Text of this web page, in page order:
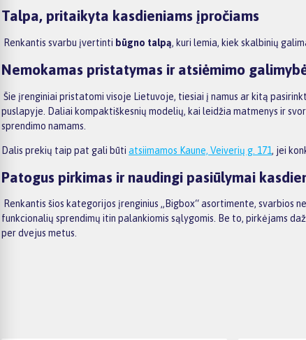
Talpa, pritaikyta kasdieniams įpročiams
Renkantis svarbu įvertinti būgno talpą, kuri lemia, kiek skalbinių
Nemokamas pristatymas ir atsiėmimo
Šie įrenginiai pristatomi visoje Lietuvoje, tiesiai į namus ar kitą
puslapyje. Daliai kompaktiškesnių modelių, kai leidžia matmenys ir
sprendimo namams.
Dalis prekių taip pat gali būti atsiimamos Kaune, Veiverių g. 171, jei
Patogus pirkimas ir naudingi pasiūlymai
Renkantis šios kategorijos įrenginius „Bigbox“ asortimente,
funkcionalių sprendimų itin palankiomis sąlygomis. Be to, pirkėjams
per dvejus metus.